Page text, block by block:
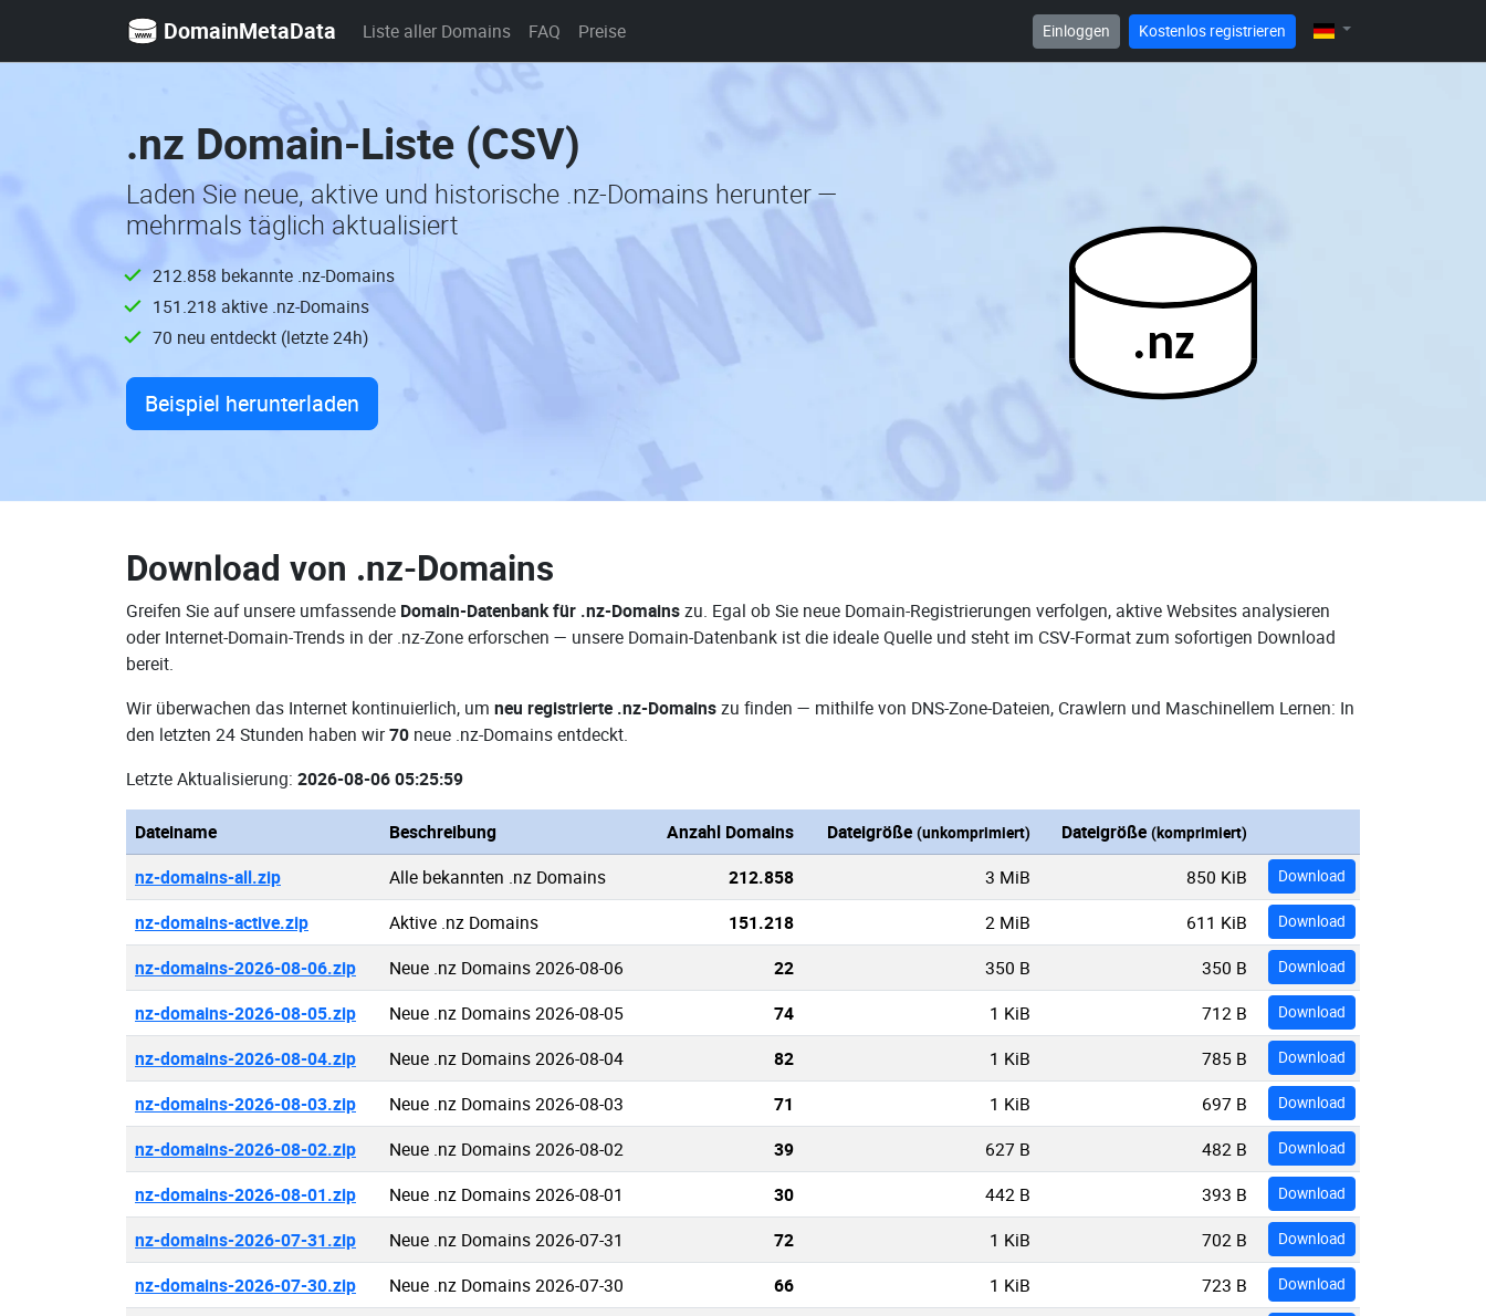
DomainMetaData Liste aller Domains FAQ Preise Einloggen Kostenlos registrieren
.nz Domain-Liste (CSV)
Laden Sie neue, aktive und historische .nz-Domains herunter —
mehrmals täglich aktualisiert
212.858 bekannte .nz-Domains
151.218 aktive .nz-Domains
70 neu entdeckt (letzte 24h)
Beispiel herunterladen
.nz
Download von .nz-Domains
Greifen Sie auf unsere umfassende Domain-Datenbank für .nz-Domainszu. Egal ob Sie neue Domain-Registrierungen verfolgen, aktive Websites analysieren
oder Internet-Domain-Trends in der .nz-Zone erforschen — unsere Domain-Datenbank ist die ideale Quelle und steht im CSV-Format zum sofortigen Download
bereit.
Wir überwachen das Internet kontinuierlich, um neu registrierte .nz-Domainszu finden — mithilfe von DNS-Zone-Dateien, Crawlern und Maschinellem Lernen: In
den letzten 24 Stunden haben wir70 neue .nz-Domains entdeckt.
Letzte Aktualisierung: 2026-08-06 05:25:59
Dateiname Beschreibung Anzahl Domains Dateigröße (unkomprimiert) Dateigröße (komprimiert)
nz-domains-all.zip Alle bekannten .nz Domains 212.858 3 MiB 850 KiB Download
nz-domains-active.zip Aktive .nz Domains 151.218 2 MiB 611 KiB Download
nz-domains-2026-08-06.zip Neue .nz Domains 2026-08-06 22 350 B 350 B Download
nz-domains-2026-08-05.zip Neue .nz Domains 2026-08-05 74 1 KiB 712 B Download
nz-domains-2026-08-04.zip Neue .nz Domains 2026-08-04 82 1 KiB 785 B Download
nz-domains-2026-08-03.zip Neue .nz Domains 2026-08-03 71 1 KiB 697 B Download
nz-domains-2026-08-02.zip Neue .nz Domains 2026-08-02 39 627 B 482 B Download
nz-domains-2026-08-01.zip Neue .nz Domains 2026-08-01 30 442 B 393 B Download
nz-domains-2026-07-31.zip Neue .nz Domains 2026-07-31 72 1 KiB 702 B Download
nz-domains-2026-07-30.zip Neue .nz Domains 2026-07-30 66 1 KiB 723 B Download